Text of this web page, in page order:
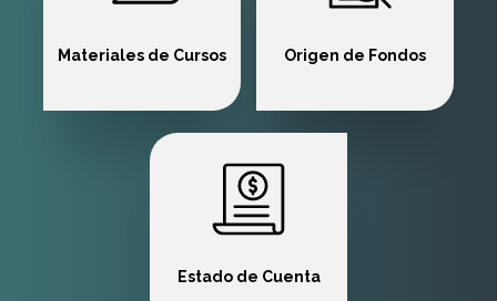
Estado de Cuenta